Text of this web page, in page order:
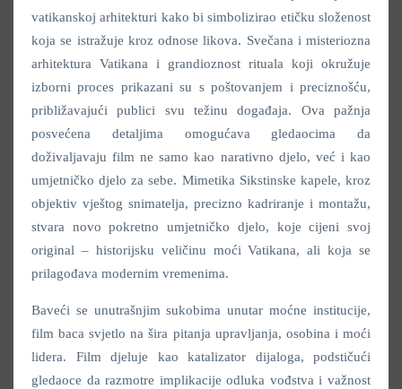
vatikanskoj arhitekturi kako bi simbolizirao etičku složenost
koja se istražuje kroz odnose likova. Svečana i misteriozna
arhitektura Vatikana i grandioznost rituala koji okružuje
izborni proces prikazani su s poštovanjem i preciznošću,
približavajući publici svu težinu događaja. Ova pažnja
posvećena detaljima omogućava gledaocima da
doživaljavaju film ne samo kao narativno djelo, već i kao
umjetničko djelo za sebe. Mimetika Sikstinske kapele, kroz
objektiv vještog snimatelja, precizno kadriranje i montažu,
stvara novo pokretno umjetničko djelo, koje cijeni svoj
original – historijsku veličinu moći Vatikana, ali koja se
prilagođava modernim vremenima.
Baveći se unutrašnjim sukobima unutar moćne institucije,
film baca svjetlo na šira pitanja upravljanja, osobina i moći
lidera. Film djeluje kao katalizator dijaloga, podstičući
gledaoce da razmotre implikacije odluka vođstva i važnost